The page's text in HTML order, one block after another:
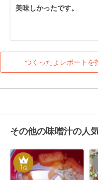
美味しかったです。
つくったよレポートを
その他の味噌汁の人
1位